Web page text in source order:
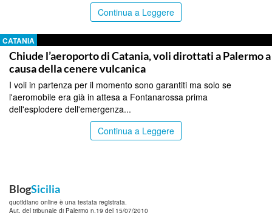
Continua a Leggere
CATANIA
Chiude l’aeroporto di Catania, voli dirottati a Palermo a
causa della cenere vulcanica
I voli in partenza per il momento sono garantiti ma solo se
l'aeromobile era già in attesa a Fontanarossa prima
dell'esplodere dell'emergenza...
Continua a Leggere
BlogSicilia
quotidiano online è una testata registrata.
Aut. del tribunale di Palermo n.19 del 15/07/2010